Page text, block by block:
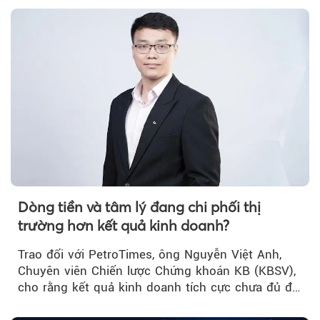
Dòng tiền và tâm lý đang chi phối thị
trường hơn kết quả kinh doanh?
Trao đổi với PetroTimes, ông Nguyễn Việt Anh,
Chuyên viên Chiến lược Chứng khoán KB (KBSV),
cho rằng kết quả kinh doanh tích cực chưa đủ để